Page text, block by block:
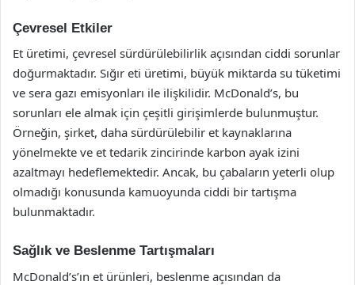
Çevresel Etkiler
Et üretimi, çevresel sürdürülebilirlik açısından ciddi sorunlar
doğurmaktadır. Sığır eti üretimi, büyük miktarda su tüketimi
ve sera gazı emisyonları ile ilişkilidir. McDonald’s, bu
sorunları ele almak için çeşitli girişimlerde bulunmuştur.
Örneğin, şirket, daha sürdürülebilir et kaynaklarına
yönelmekte ve et tedarik zincirinde karbon ayak izini
azaltmayı hedeflemektedir. Ancak, bu çabaların yeterli olup
olmadığı konusunda kamuoyunda ciddi bir tartışma
bulunmaktadır.
Sağlık ve Beslenme Tartışmaları
McDonald’s’ın et ürünleri, beslenme açısından da